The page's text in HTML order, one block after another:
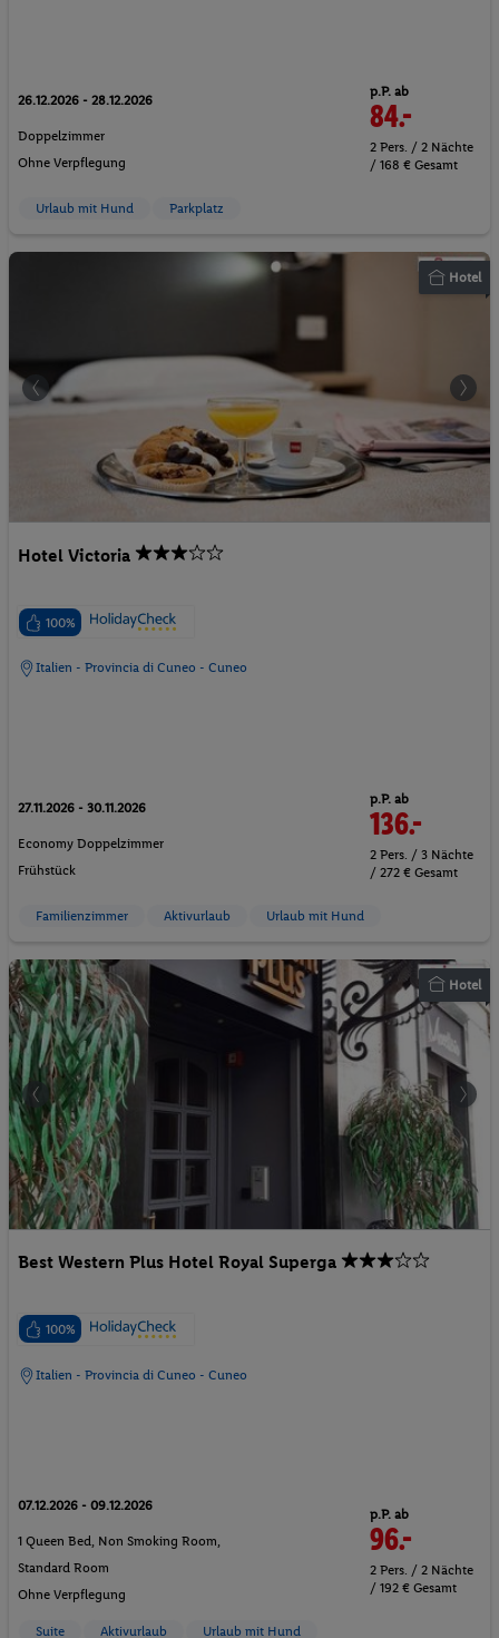
26.12.2026 - 28.12.2026
Doppelzimmer
Ohne Verpflegung
p.P. ab
84.-
2 Pers. / 2 Nächte
/ 168 € Gesamt
Urlaub mit Hund Parkplatz
Hotel
Hotel Victoria
100%
Italien - Provincia di Cuneo - Cuneo
27.11.2026 - 30.11.2026
Economy Doppelzimmer
Frühstück
p.P. ab
136.-
2 Pers. / 3 Nächte
/ 272 € Gesamt
Familienzimmer Aktivurlaub Urlaub mit Hund
Hotel
Best Western Plus Hotel Royal Superga
100%
Italien - Provincia di Cuneo - Cuneo
07.12.2026 - 09.12.2026
1 Queen Bed, Non Smoking Room,
Standard Room
Ohne Verpflegung
p.P. ab
96.-
2 Pers. / 2 Nächte
/ 192 € Gesamt
Suite Aktivurlaub Urlaub mit Hund